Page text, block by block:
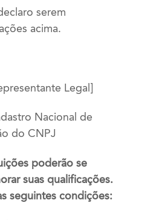
serem
acima.
Legal]
Nacional de
do CNPJ
poderão se
suas qualificações.
seguintes condições: